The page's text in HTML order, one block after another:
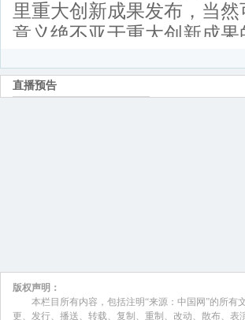
里重大创新成果发布，当
意义绝不亚于重大创新成
年发布的全球智库排行报
济研究所是纳入作为全球
来从中央到国人一直都非常
但是我们觉得我们有很